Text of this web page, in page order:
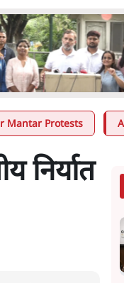
Mantar Protests
निर्यात